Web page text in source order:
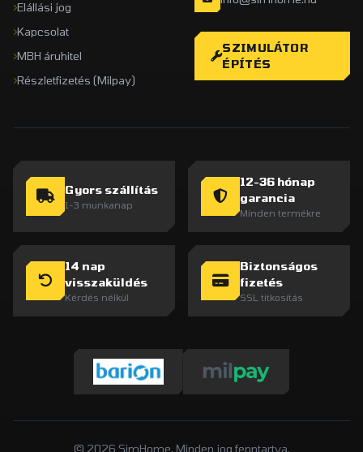
Elállási jog
Kapcsolat
MBH áruhitel
Részletfizetés (Milpay)
SZIMULÁTOR
ÉPÍTÉS
Gyors szállítás
1-3 munkanap
12-36 hónap
garancia
Minden termékre
14 nap
visszaküldés
Kérdés nélkül
Biztonságos
fizetés
SSL titkosítás
© 2026 SimHome. Minden jog fenntartva.